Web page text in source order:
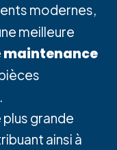
modernes,
meilleure
maintenance
grande
ainsi à